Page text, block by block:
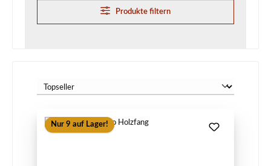
Produkte filtern
Nur 9 auf Lager!